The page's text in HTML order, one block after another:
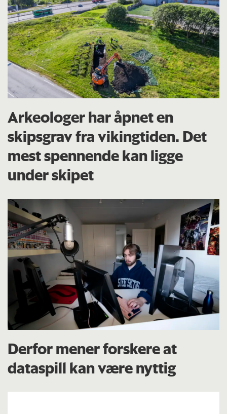
Arkeologer har åpnet en
skipsgrav fra vikingtiden. Det
mest spennende kan ligge
under skipet
Derfor mener forskere at
dataspill kan være nyttig